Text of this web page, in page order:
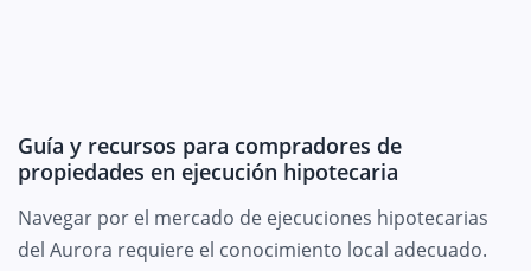
Guía y recursos para compradores de
propiedades en ejecución hipotecaria
Navegar por el mercado de ejecuciones hipotecarias
del Aurora requiere el conocimiento local adecuado.